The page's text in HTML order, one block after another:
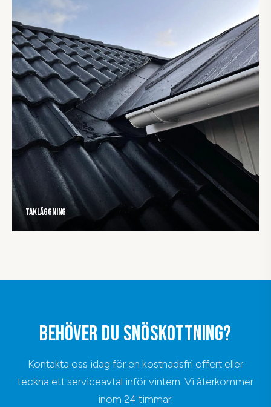
Takläggning
BEHÖVER DU SNÖSKOTTNING?
Kontakta oss idag för en kostnadsfri offert eller
teckna ett serviceavtal inför vintern. Vi återkommer
inom 24 timmar.